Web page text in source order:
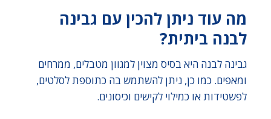
מה עוד ניתן להכין עם גבינה
לבנה ביתית?
גבינה לבנה היא בסיס מצוין למגוון מטבלים, ממרחים
ומאפים. כמו כן, ניתן להשתמש בה כתוספת לסלטים,
לפשטידות או כמילוי לקישים וכיסונים.